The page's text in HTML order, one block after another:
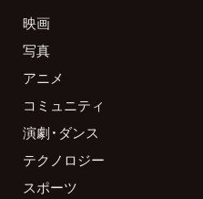
映画
写真
アニメ
コミュニティ
演劇・ダンス
テクノロジー
スポーツ